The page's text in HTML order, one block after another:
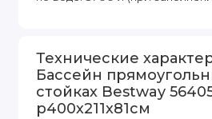
Технические
Бассейн
стойках Bestway
р400х211х81см